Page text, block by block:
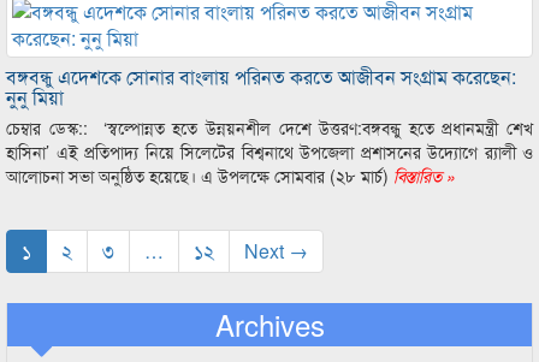
বঙ্গবন্ধু এদেশকে সোনার বাংলায় পরিনত করতে আজীবন সংগ্রাম করেছেন:
নুনু মিয়া
চেম্বার ডেস্ক:: ‘স্বল্পোন্নত হতে উন্নয়নশীল দেশে উত্তরণ:বঙ্গবন্ধু হতে প্রধানমন্ত্রী শেখ
হাসিনা’ এই প্রতিপাদ্য নিয়ে সিলেটের বিশ্বনাথে উপজেলা প্রশাসনের উদ্যোগে র‌্যালী ও
আলোচনা সভা অনুষ্ঠিত হয়েছে। এ উপলক্ষে সোমবার (২৮ মার্চ) বিস্তারিত »
১ ২ ৩ … ১২ Next →
Archives